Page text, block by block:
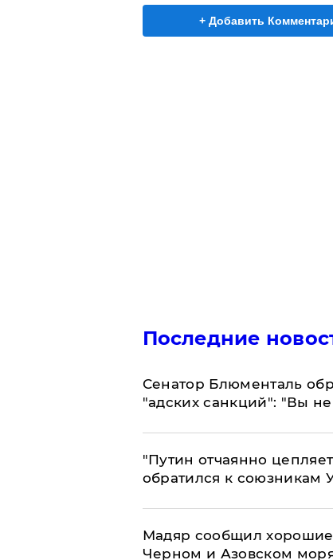
+ Добавить
Последние
Сенатор Блюменталь
"адских санкций": "Вы
"Путин отчаянно
обратился к союзникам
Мадяр сообщил
Черном и Азовском